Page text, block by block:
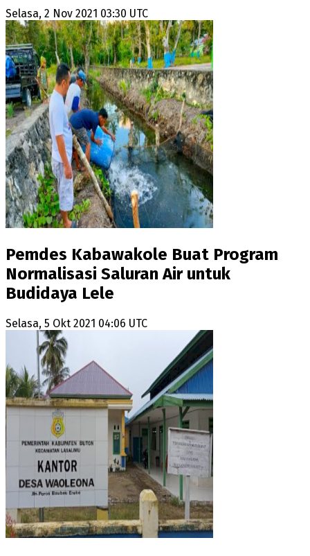
Selasa, 2 Nov 2021 03:30 UTC
Pemdes Kabawakole Buat Program
Normalisasi Saluran Air untuk
Budidaya Lele
Selasa, 5 Okt 2021 04:06 UTC